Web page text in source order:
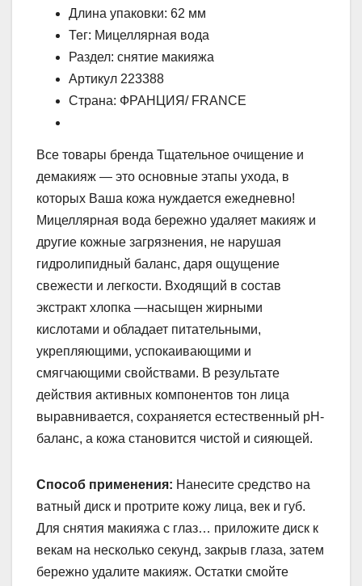
Длина упаковки: 62 мм
Тег: Мицеллярная вода
Раздел: снятие макияжа
Артикул 223388
Страна: ФРАНЦИЯ/ FRANCE
Все товары бренда Тщательное очищение и
демакияж — это основные этапы ухода, в
которых Ваша кожа нуждается ежедневно!
Мицеллярная вода бережно удаляет макияж и
другие кожные загрязнения, не нарушая
гидролипидный баланс, даря ощущение
свежести и легкости. Входящий в состав
экстракт хлопка —насыщен жирными
кислотами и обладает питательными,
укрепляющими, успокаивающими и
смягчающими свойствами. В результате
действия активных компонентов тон лица
выравнивается, сохраняется естественный pH-
баланс, а кожа становится чистой и сияющей.
Способ применения: Нанесите средство на
ватный диск и протрите кожу лица, век и губ.
Для снятия макияжа с глаз… приложите диск к
векам на несколько секунд, закрыв глаза, затем
бережно удалите макияж. Остатки смойте